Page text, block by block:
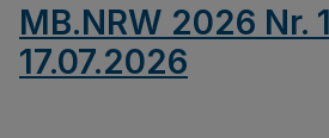
MB.NRW 2026 Nr.
17.07.2026